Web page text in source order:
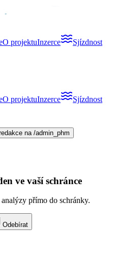
O projektuInzerce
Sjízdnost
O projektuInzerce
Sjízdnost
na /admin_phm
ve vaší schránce
přímo do schránky.
Odebírat